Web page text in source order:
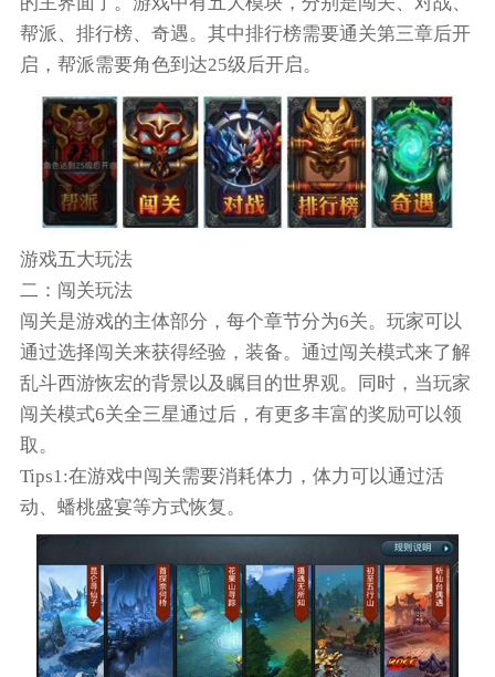
帮派、排行榜、奇遇。其中排行榜需要通关第三章后开
启，帮派需要角色到达25级后开启。
游戏五大玩法
二：闯关玩法
闯关是游戏的主体部分，每个章节分为6关。玩家可以
通过选择闯关来获得经验，装备。通过闯关模式来了解
乱斗西游恢宏的背景以及瞩目的世界观。同时，当玩家
闯关模式6关全三星通过后，有更多丰富的奖励可以领
取。
Tips1:在游戏中闯关需要消耗体力，体力可以通过活
动、蟠桃盛宴等方式恢复。